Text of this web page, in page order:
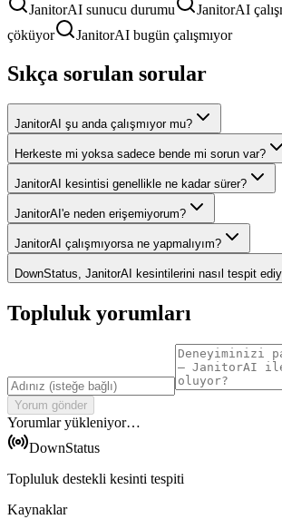
JanitorAI sunucu durumu JanitorAI
çöküyor
JanitorAI bugün çalışmıyor
Sıkça sorulan sorular
JanitorAI şu anda çalışmıyor mu?
Herkeste mi yoksa sadece bende mi sorun var?
JanitorAI kesintisi genellikle ne kadar sürer?
JanitorAI'e neden erişemiyorum?
JanitorAI çalışmıyorsa ne yapmalıyım?
DownStatus, JanitorAI kesintilerini nasıl tespit
Topluluk yorumları
Yorum gönder
Yorumlar yükleniyor…
DownStatus
Topluluk destekli kesinti tespiti
Kaynaklar